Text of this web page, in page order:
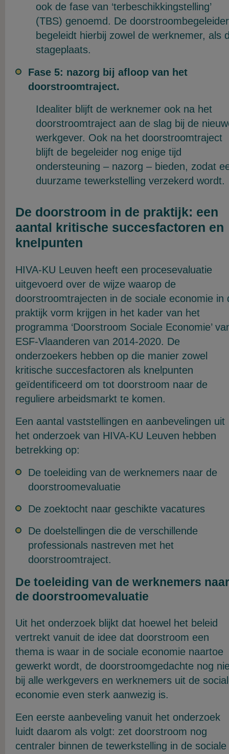
ook de fase van ‘terbeschikkingstelling’
(TBS) genoemd. De doorstroombegeleider
begeleidt hierbij zowel de werknemer, als
stageplaats.
Fase 5: nazorg bij afloop van het
doorstroomtraject.
Idealiter blijft de werknemer ook na het
doorstroomtraject aan de slag bij de
werkgever. Ook na het doorstroomtraject
blijft de begeleider nog enige tijd
ondersteuning – nazorg – bieden, zodat
duurzame tewerkstelling verzekerd wordt.
De doorstroom in de praktijk: een
aantal kritische succesfactoren en
knelpunten
HIVA-KU Leuven heeft een procesevaluatie
uitgevoerd over de wijze waarop de
doorstroomtrajecten in de sociale economie in
praktijk vorm krijgen in het kader van het
programma ‘Doorstroom Sociale Economie’
ESF-Vlaanderen van 2014-2020. De
onderzoekers hebben op die manier zowel
kritische succesfactoren als knelpunten
geïdentificeerd om tot doorstroom naar de
reguliere arbeidsmarkt te komen.
Een aantal vaststellingen en aanbevelingen uit
het onderzoek van HIVA-KU Leuven hebben
betrekking op:
De toeleiding van de werknemers naar de
doorstroomevaluatie
De zoektocht naar geschikte vacatures
De doelstellingen die de verschillende
professionals nastreven met het
doorstroomtraject.
De toeleiding van de werknemers naar
de doorstroomevaluatie
Uit het onderzoek blijkt dat hoewel het beleid
vertrekt vanuit de idee dat doorstroom een
thema is waar in de sociale economie naartoe
gewerkt wordt, de doorstroomgedachte nog
bij alle werkgevers en werknemers uit de
economie even sterk aanwezig is.
Een eerste aanbeveling vanuit het onderzoek
luidt daarom als volgt: zet doorstroom nog
centraler binnen de tewerkstelling in de sociale